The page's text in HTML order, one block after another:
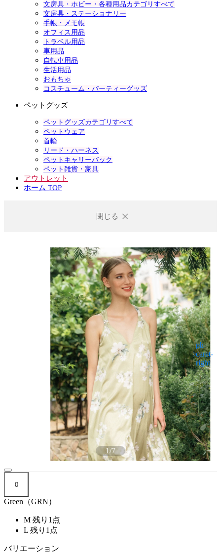
文房具・ホビー・各種用品カテゴリすべて
文房具・ステーショナリー
手帳・メモ帳
オフィス用品
トラベル用品
車用品
自転車用品
生活用品
おもちゃ
コスチューム・パーティーグッズ
ペットグッズ
ペットグッズカテゴリすべて
ペットウェア
首輪
リード・ハーネス
ペットキャリーバック
ペット雑貨・家具
アウトレット
ホーム TOP
閉じる
1/7
0
Green（GRN）
M 残り1点
L 残り1点
バリエーション